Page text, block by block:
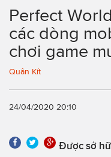
Perfect
các dòng
chơi game
Quân Kít
24/04/2020 20:10
Được sở